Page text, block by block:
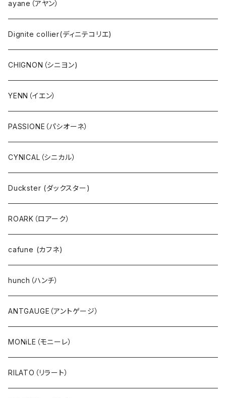
AOZORA（あおぞら）
COBMASTER（コブマスター）
Ｔシャツ・シャツ（長袖）
Ｔシャツ・シャツ（5・7分袖）
Ｔシャツ・シャツ（半袖）
プルオーバー
パーカ・フード
サーマル・ワッフル
カーディガン
ニット
アウター・ダウン・コート
ジャケット・ブルゾン・羽織
ベスト・ダウンベスト
YENN（イエン）
PASSIONE（パシオーネ）
cafune (カフネ)
RILATO（リラート）
MONiLE（モニーレ）
ANTGAUGE（アントゲージ）
C.C.CROSS（シーシークロス）
ROSIEE（ロージー）
go slow caravan（ゴースローキャラバン）
NANGA（ナンガ）
CYNICAL（シニカル）
hunch（ハンチ）
INDIMARK（インディーマーク）
PUPE（プーペ）
NANGA（ナンガ）
帽子
サングラス
ayane（アヤン）
Dignite collier(ディニテコリエ)
CHIGNON（シニヨン)
YENN（イエン）
PASSIONE（パシオーネ）
CYNICAL（シニカル）
Duckster (ダックスター)
ROARK（ロアーク）
cafune (カフネ)
hunch（ハンチ）
ANTGAUGE（アントゲージ）
MONiLE（モニーレ）
RILATO（リラート）